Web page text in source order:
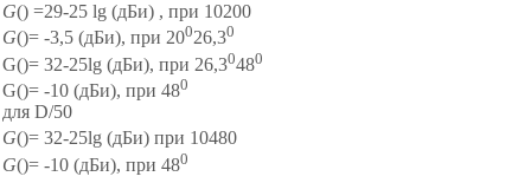
G() =29-25 lg (дБи) , при 10200
G()= -3,5 (дБи), при 20026,30
G()= 32-25lg (дБи), при 26,30480
G()= -10 (дБи), при 480
для D/50
G()= 32-25lg (дБи) при 10480
G()= -10 (дБи), при 480